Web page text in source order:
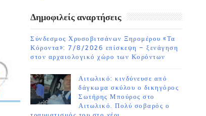
Δημοφιλείς αναρτήσεις
Σύνδεσμος Χρυσοβιτσάνων Ξηρομέρου «Τα
Κόροντα»: 7/8/2026 επίσκεψη – ξενάγηση
στον αρχαιολογικό χώρο των Κορόντων
Αιτωλικό: κινδύνευσε από
δάγκωμα σκύλου ο δικηγόρος
Σωτήρης Μπούρος στο
Αιτωλικό. Πολύ σοβαρός ο